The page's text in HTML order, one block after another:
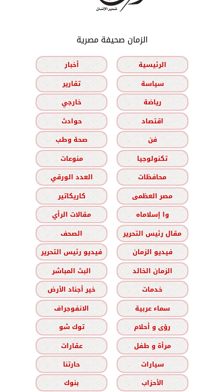
الزمان صحيفة مصرية
الرئيسية
أخبار
سياسة
تقارير
رياضة
خارجي
اقتصاد
حوادث
فن
صحة وطب
تكنولوجيا
منوعات
محافظات
العدد الورقي
مصر العظمى
كاريكاتير
وا إسلاماه
مقالات الرأي
مقال رئيس التحرير
الصحف
فيديو الزمان
فيديو رئيس التحرير
الزمان الخالد
البث المباشر
خدمات
خير أجناد الأرض
سماء عربية
الانفوجراف
رؤى و أحلام
توك شو
مرأة و طفل
عقارات
سيارات
حارتنا
الأحزاب
بنوك